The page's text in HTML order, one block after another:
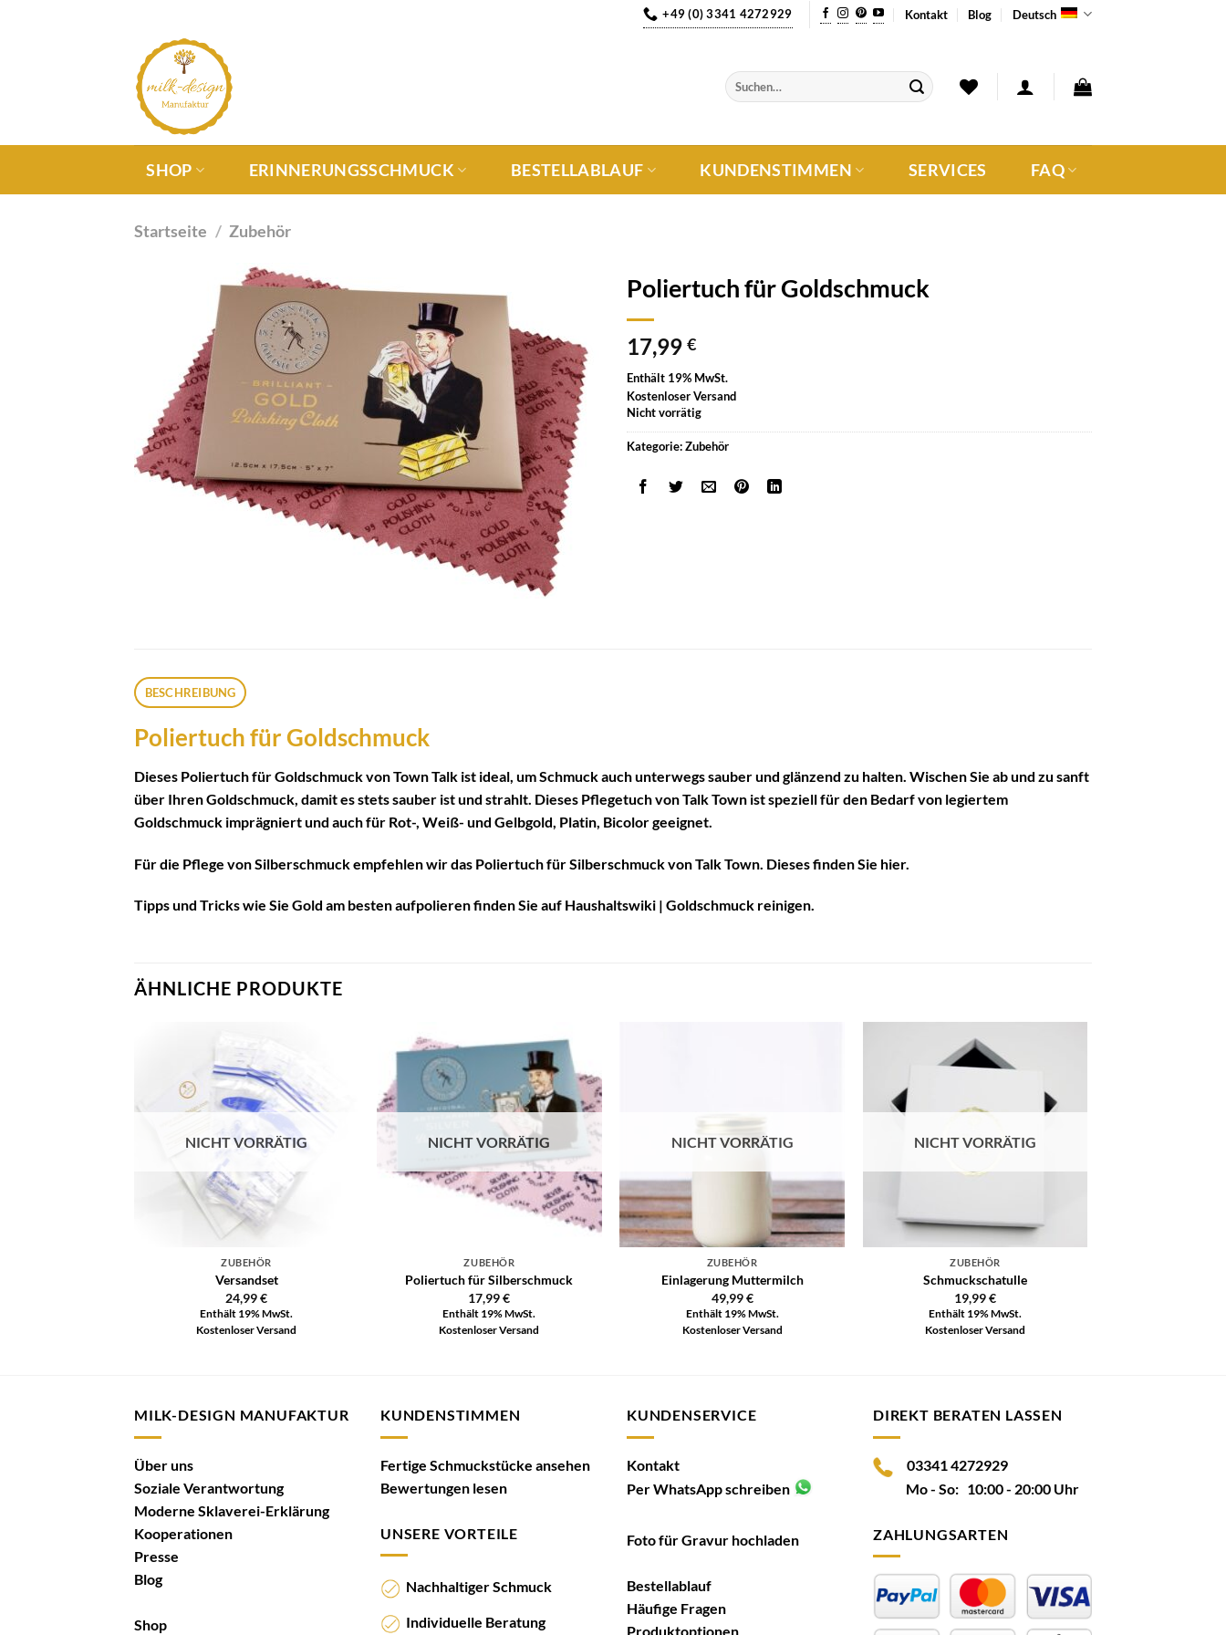
+49 (0) 3341 4272929 Kontakt Blog Deutsch
SHOP ERINNERUNGSSCHMUCK BESTELLABLAUF KUNDENSTIMMEN SERVICES FAQ
Startseite / Zubehör
Wunschliste
Poliertuch für Goldschmuck
17,99 €
Enthält 19% MwSt.
Kostenloser Versand
Nicht vorrätig
Kategorie:Zubehör
BESCHREIBUNG
Poliertuch für Goldschmuck
Dieses Poliertuch für Goldschmuck von Town Talk ist ideal, um Schmuck auch unterwegs sauber und glänzend zu halten. Wischen Sie ab und zu sanft
über Ihren Goldschmuck, damit es stets sauber ist und strahlt. Dieses Pflegetuch von Talk Town ist speziell für den Bedarf von legiertem
Goldschmuck imprägniert und auch für Rot-, Weiß- und Gelbgold, Platin, Bicolor geeignet.
Für die Pflege von Silberschmuck empfehlen wir das Poliertuch für Silberschmuck von Talk Town. Dieses finden Sie hier.
Tipps und Tricks wie Sie Gold am besten aufpolieren finden Sie auf Haushaltswiki | Goldschmuck reinigen.
ÄHNLICHE PRODUKTE
Wunschliste
NICHT VORRÄTIG
ZUBEHÖR
Versandset
24,99€
Enthält 19% MwSt.
Kostenloser Versand
Auf die
Wunschliste
NICHT VORRÄTIG
ZUBEHÖR
Poliertuch für Silberschmuck
17,99€
Enthält 19% MwSt.
Kostenloser Versand
NICHT VORRÄTIG
ZUBEHÖR
Einlagerung Muttermilch
49,99€
Enthält 19% MwSt.
Kostenloser Versand
NICHT VORRÄTIG
ZUBEHÖR
Schmuckschatulle
19,99€
Enthält 19% MwSt.
Kostenloser Versand
MILK-DESIGN MANUFAKTUR
Über uns
Soziale Verantwortung
Moderne Sklaverei-Erklärung
Kooperationen
Presse
Blog
Shop
KUNDENSTIMMEN
Fertige Schmuckstücke ansehen
Bewertungen lesen
UNSERE VORTEILE
Nachhaltiger Schmuck
Individuelle Beratung
KUNDENSERVICE
Kontakt
Per WhatsApp schreiben
Foto für Gravur hochladen
Bestellablauf
Häufige Fragen
Produktoptionen
DIREKT BERATEN LASSEN
03341 4272929
Mo - So: 10:00 - 20:00 Uhr
ZAHLUNGSARTEN